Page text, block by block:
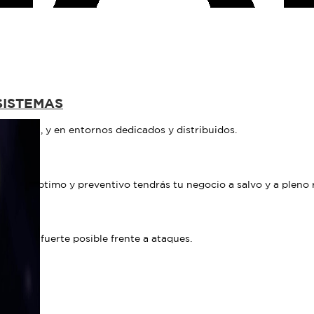
CPanel, y en entornos dedicados y distribuidos.
óptimo y preventivo tendrás tu negocio a salvo y a pleno
lo más fuerte posible frente a ataques.